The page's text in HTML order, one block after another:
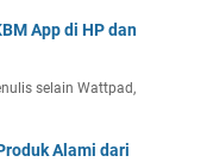
App di HP dan
selain Wattpad,
Alami dari